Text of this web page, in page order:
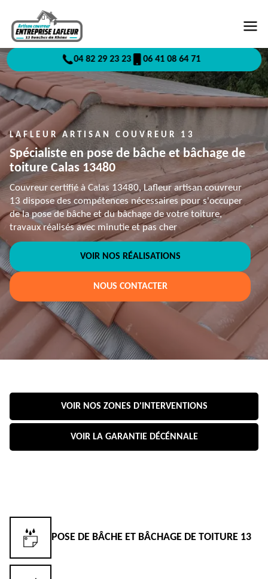
04 82 29 23 23 06 41 08 64 71
LAFLEUR ARTISAN COUVREUR 13
Spécialiste en pose de bâche et bâchage de
toiture Calas 13480
Couvreur certifié à Calas 13480, Lafleur artisan couvreur
13 dispose des compétences nécessaires pour s'occuper
de la pose de bâche et du bâchage de votre toiture,
travaux réalisés avec minutie et pas cher
VOIR NOS RÉALISATIONS
NOUS CONTACTER
VOIR NOS ZONES D'INTERVENTIONS
VOIR LA GARANTIE DÉCÉNNALE
POSE DE BÂCHE ET BÂCHAGE DE TOITURE 13